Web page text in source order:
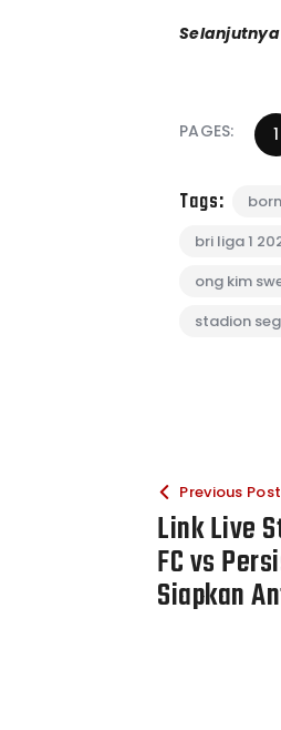
PAGES: 1
Tags:
bri liga 1
ong kim
stadion
Previous Post
Link Live
FC vs
Siapkan